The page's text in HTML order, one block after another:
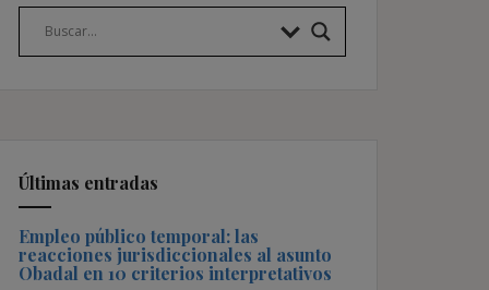
Últimas entradas
Empleo público temporal: las
reacciones jurisdiccionales al asunto
Obadal en 10 criterios interpretativos